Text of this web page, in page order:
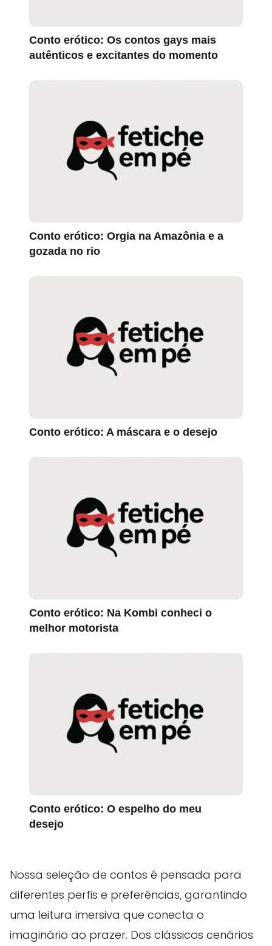
Conto erótico: Os contos gays mais
autênticos e excitantes do momento
Conto erótico: Orgia na Amazônia e a
gozada no rio
Conto erótico: A máscara e o desejo
Conto erótico: Na Kombi conheci o
melhor motorista
Conto erótico: O espelho do meu
desejo
Nossa seleção de contos é pensada para
diferentes perfis e preferências, garantindo
uma leitura imersiva que conecta o
imaginário ao prazer. Dos clássicos cenários